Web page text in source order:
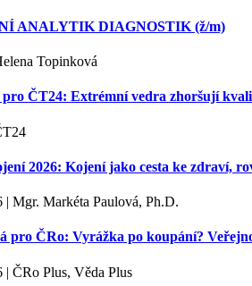
ANALYTIK DIAGNOSTIK (ž/m)
Topinková
pro ČT24: Extrémní vedra zhoršují
2026: Kojení jako cesta ke zdraví,
| Mgr. Markéta Paulová, Ph.D.
pro ČRo: Vyrážka po koupání?
| ČRo Plus, Věda Plus